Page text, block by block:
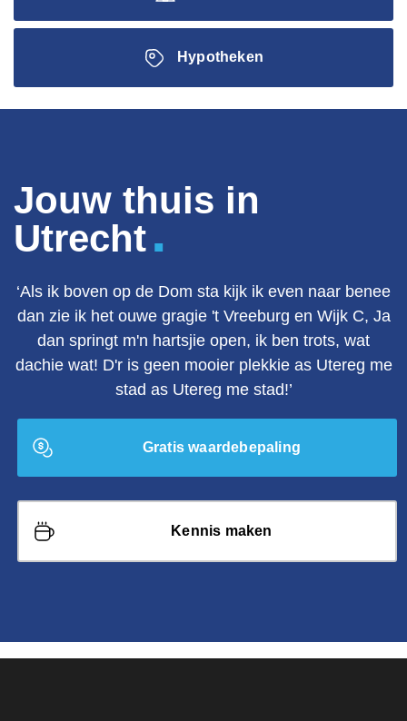
Hypotheken
Jouw thuis in
Utrecht.
‘Als ik boven op de Dom sta kijk ik even naar benee
dan zie ik het ouwe gragie 't Vreeburg en Wijk C, Ja
dan springt m'n hartsjie open, ik ben trots, wat
dachie wat! D'r is geen mooier plekkie as Utereg me
stad as Utereg me stad!’
Gratis waardebepaling
Kennis maken